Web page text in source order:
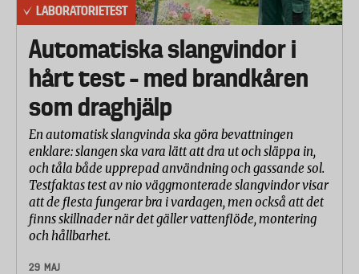
LABORATORIETEST
Automatiska slangvindor i
hårt test – med brandkåren
som draghjälp
En automatisk slangvinda ska göra bevattningen
enklare: slangen ska vara lätt att dra ut och släppa in,
och tåla både upprepad användning och gassande sol.
Testfaktas test av nio väggmonterade slangvindor visar
att de flesta fungerar bra i vardagen, men också att det
finns skillnader när det gäller vattenflöde, montering
och hållbarhet.
29 MAJ